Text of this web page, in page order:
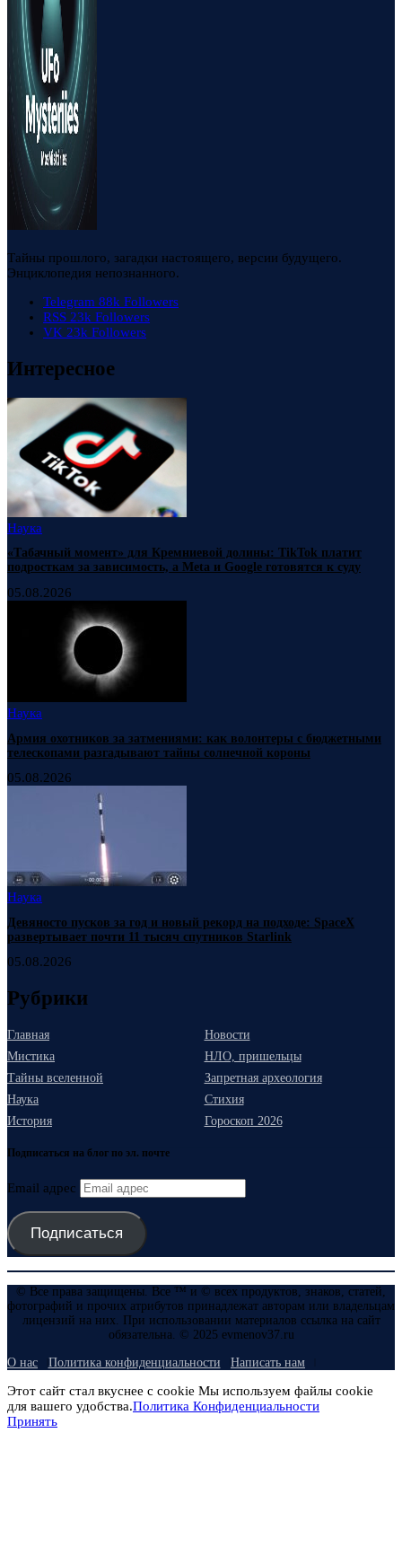
Тайны прошлого, загадки настоящего, версии будущего.
Энциклопедия непознанного.
Telegram 88k Followers
RSS 23k Followers
VK 23k Followers
Интересное
Наука
«Табачный момент» для Кремниевой долины: TikTok платит
подросткам за зависимость, а Meta и Google готовятся к суду
05.08.2026
Наука
Армия охотников за затмениями: как волонтеры с бюджетными
телескопами разгадывают тайны солнечной короны
05.08.2026
Наука
Девяносто пусков за год и новый рекорд на подходе: SpaceX
развертывает почти 11 тысяч спутников Starlink
05.08.2026
Рубрики
Главная
Новости
Мистика
НЛО, пришельцы
Тайны вселенной
Запретная археология
Наука
Стихия
История
Гороскоп 2026
Подписаться на блог по эл. почте
Email адрес
Подписаться
© Все права защищены. Все ™ и © всех продуктов, знаков, статей,
фотографий и прочих атрибутов принадлежат авторам или владельцам
лицензий на них. При использовании материалов ссылка на сайт
обязательна. © 2025 evmenov37.ru
О нас Политика конфиденциальности Написать нам
Этот сайт стал вкуснее с cookie Мы используем файлы cookie
для вашего удобства.Политика Конфиденциальности
Принять